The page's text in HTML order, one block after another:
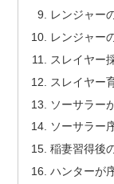
レンジャー
レンジャー
スレイヤー
スレイヤー
ソーサラー
ソーサラー
稲妻習得後
ハンターが